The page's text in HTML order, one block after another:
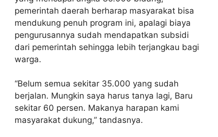
pemerintah daerah berharap masyarakat bisa
mendukung penuh program ini, apalagi biaya
pengurusannya sudah mendapatkan subsidi
dari pemerintah sehingga lebih terjangkau bagi
warga.
“Belum semua sekitar 35.000 yang sudah
berjalan. Mungkin saya harus tanya lagi, Baru
sekitar 60 persen. Makanya harapan kami
masyarakat dukung,” tandasnya.